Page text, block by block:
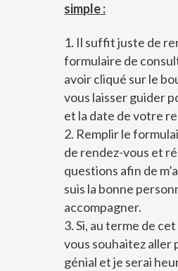
simple :
Il suffit juste de
formulaire de
avoir cliqué sur le
vous laisser guider
et la date de votre
Remplir le
de rendez-vous et
questions afin de
suis la bonne
accompagner.
Si, au terme de
vous souhaitez aller
génial et je serai